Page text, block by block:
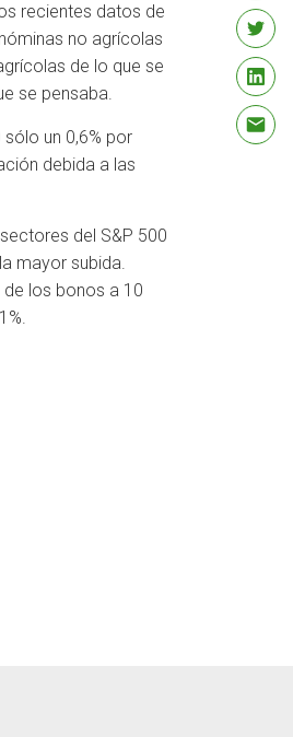
recientes datos de
no agrícolas
de lo que se
se pensaba.
sólo un 0,6% por
debida a las
del S&P 500
mayor subida.
de los bonos a 10